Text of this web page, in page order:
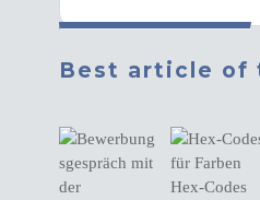
Best article of
Hex-Codes